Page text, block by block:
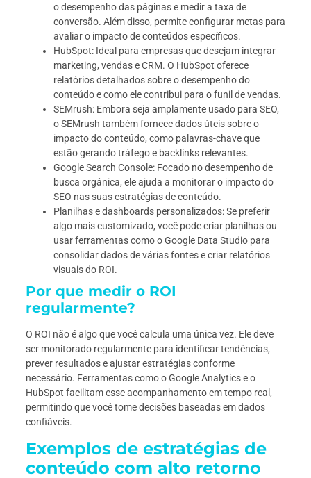
o desempenho das páginas e medir a taxa de
conversão. Além disso, permite configurar metas para
avaliar o impacto de conteúdos específicos.
HubSpot: Ideal para empresas que desejam integrar
marketing, vendas e CRM. O HubSpot oferece
relatórios detalhados sobre o desempenho do
conteúdo e como ele contribui para o funil de vendas.
SEMrush: Embora seja amplamente usado para SEO,
o SEMrush também fornece dados úteis sobre o
impacto do conteúdo, como palavras-chave que
estão gerando tráfego e backlinks relevantes.
Google Search Console: Focado no desempenho de
busca orgânica, ele ajuda a monitorar o impacto do
SEO nas suas estratégias de conteúdo.
Planilhas e dashboards personalizados: Se preferir
algo mais customizado, você pode criar planilhas ou
usar ferramentas como o Google Data Studio para
consolidar dados de várias fontes e criar relatórios
visuais do ROI.
Por que medir o ROI
regularmente?
O ROI não é algo que você calcula uma única vez. Ele deve
ser monitorado regularmente para identificar tendências,
prever resultados e ajustar estratégias conforme
necessário. Ferramentas como o Google Analytics e o
HubSpot facilitam esse acompanhamento em tempo real,
permitindo que você tome decisões baseadas em dados
confiáveis.
Exemplos de estratégias de
conteúdo com alto retorno